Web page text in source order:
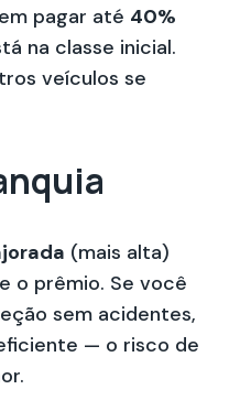
pagar até 40%
na classe inicial.
veículos se
(mais alta)
o prêmio. Se você
sem acidentes,
— o risco de